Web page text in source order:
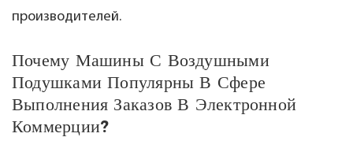
производителей.
Почему Машины С Воздушными
Подушками Популярны В Сфере
Выполнения Заказов В Электронной
Коммерции?